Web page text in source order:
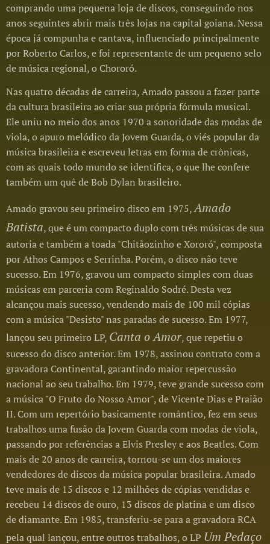
comprando uma pequena loja de discos, conseguindo nos
anos seguintes abrir mais três lojas na capital goiana. Nessa
época já compunha e cantava, influenciado principalmente
por Roberto Carlos, e foi representante de um pequeno selo
de música regional, o Chororó.
Nas quatro décadas de carreira, Amado passou a fazer parte
da cultura brasileira ao criar sua própria fórmula musical.
Ele uniu no meio dos anos 1970 a sonoridade das modas de
viola, o apuro melódico da Jovem Guarda, o viés popular da
música brasileira e escreveu letras em forma de crônicas,
com as quais todo mundo se identifica, o que lhe confere
também um quê de Bob Dylan brasileiro.
Amado gravou seu primeiro disco em 1975,Amado
Batista, que é um compacto duplo com três músicas de sua
autoria e também a toada "Chitãozinho e Xororó", composta
por Athos Campos e Serrinha. Porém, o disco não teve
sucesso. Em 1976, gravou um compacto simples com duas
músicas em parceria com Reginaldo Sodré. Desta vez
alcançou mais sucesso, vendendo mais de 100 mil cópias
com a música "Desisto" nas paradas de sucesso. Em 1977,
lançou seu primeiro LP, Canta o Amor, que repetiu o
sucesso do disco anterior. Em 1978, assinou contrato com a
gravadora Continental, garantindo maior repercussão
nacional ao seu trabalho. Em 1979, teve grande sucesso com
a música "O Fruto do Nosso Amor", de Vicente Dias e Praião
II. Com um repertório basicamente romântico, fez em seus
trabalhos uma fusão da Jovem Guarda com modas de viola,
passando por referências a Elvis Presley e aos Beatles. Com
mais de 20 anos de carreira, tornou-se um dos maiores
vendedores de discos da música popular brasileira. Amado
teve mais de 15 discos e 12 milhões de cópias vendidas e
recebeu 14 discos de ouro, 13 discos de platina e um disco
de diamante. Em 1985, transferiu-se para a gravadora RCA
pela qual lançou, entre outros trabalhos, o LP Um Pedaço